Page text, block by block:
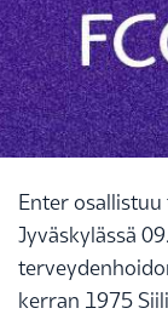
Enter
Jyväskylässä
kerran 1975